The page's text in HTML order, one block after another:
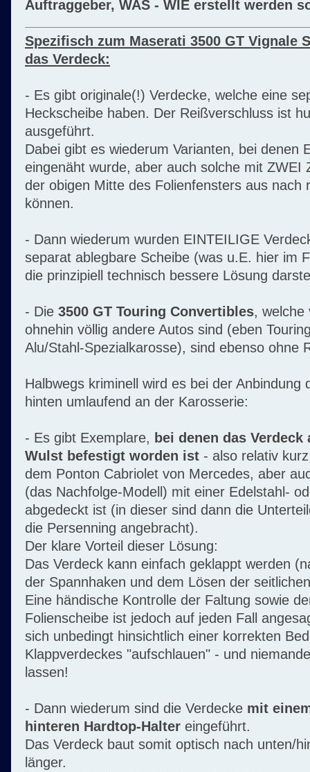
Auftraggeber, WAS - WIE erstellt werden
Spezifisch zum Maserati 3500 GT Vignale
das Verdeck:
- Es gibt originale(!) Verdecke, welche eine
Heckscheibe haben. Der Reißverschluss ist
ausgeführt.
Dabei gibt es wiederum Varianten, bei denen
eingenäht wurde, aber auch solche mit ZWEI
der obigen Mitte des Folienfensters aus nach
können.
- Dann wiederum wurden EINTEILIGE
separat ablegbare Scheibe (was u.E. hier im
die prinzipiell technisch bessere Lösung
- Die 3500 GT Touring Convertibles, welche
ohnehin völlig andere Autos sind (eben
Alu/Stahl-Spezialkarosse), sind ebenso ohne
Halbwegs kriminell wird es bei der Anbindung
hinten umlaufend an der Karosserie:
- Es gibt Exemplare, bei denen das
Wulst befestigt worden ist - also relativ
dem Ponton Cabriolet von Mercedes, aber
(das Nachfolge-Modell) mit einer Edelstahl-
abgedeckt ist (in dieser sind dann die
die Persenning angebracht).
Der klare Vorteil dieser Lösung:
Das Verdeck kann einfach geklappt werden
der Spannhaken und dem Lösen der
Eine händische Kontrolle der Faltung sowie
Folienscheibe ist jedoch auf jeden Fall
sich unbedingt hinsichtlich einer korrekten
Klappverdeckes "aufschlauen" - und
lassen!
- Dann wiederum sind die Verdecke mit
hinteren Hardtop-Halter eingeführt.
Das Verdeck baut somit optisch nach unten/
länger.